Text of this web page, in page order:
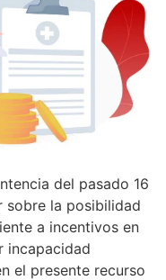
del pasado 16
sobre la posibilidad
a incentivos en
incapacidad
el presente recurso